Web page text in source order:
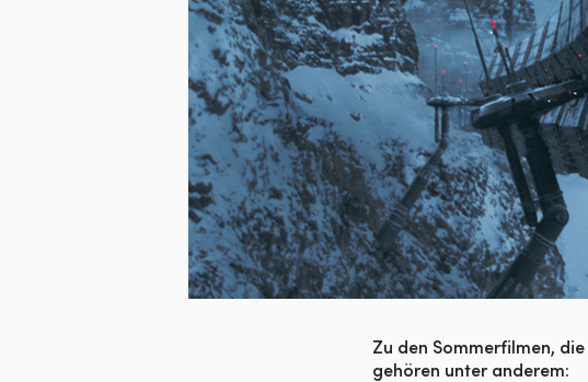
Zu den Sommerfilmen,
gehören unter anderem: